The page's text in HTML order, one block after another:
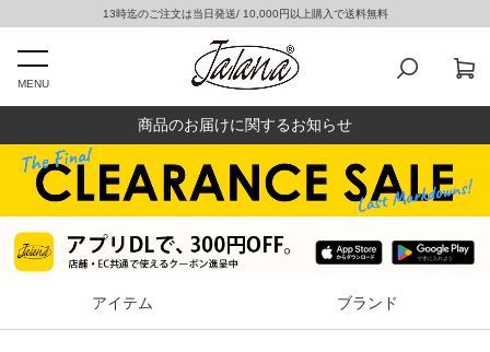
13時迄のご注文は当日発送/ 10,000円以上購入で送料無料
MENU
商品のお届けに関するお知らせ
アイテム ブランド